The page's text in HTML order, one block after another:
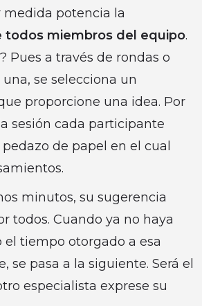
potencia la
todos miembros del equipo.
Pues a través de rondas o
se selecciona un
proporcione una idea. Por
sesión cada participante
de papel en el cual
minutos, su sugerencia
todos. Cuando ya no haya
el tiempo otorgado a esa
se pasa a la siguiente. Será el
especialista exprese su